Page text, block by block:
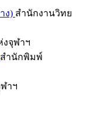
ง) สำนักงานวิทย
จุฬาฯ
สำนักพิมพ์
าฯ